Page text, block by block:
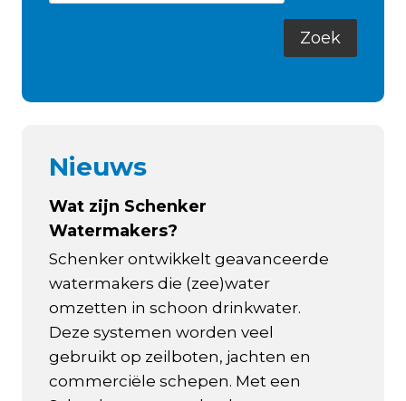
Nieuws
Wat zijn Schenker
Watermakers?
Schenker ontwikkelt geavanceerde
watermakers die (zee)water
omzetten in schoon drinkwater.
Deze systemen worden veel
gebruikt op zeilboten, jachten en
commerciële schepen. Met een